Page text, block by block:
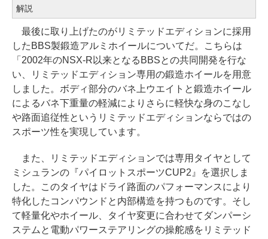
解説
最後に取り上げたのがリミテッドエディションに採用
したBBS製鍛造アルミホイールについてだ。こちらは
「2002年のNSX-R以来となるBBSとの共同開発を行な
い、リミテッドエディション専用の鍛造ホイールを用意
しました。ボディ部分のバネ上ウエイトと鍛造ホイール
によるバネ下重量の軽減によりさらに軽快な身のこなし
や路面追従性というリミテッドエディションならではの
スポーツ性を実現しています。
また、リミテッドエディションでは専用タイヤとして
ミシュランの『パイロットスポーツCUP2』を選択しま
した。このタイヤはドライ路面のパフォーマンスにより
特化したコンパウンドと内部構造を持つものです。そし
て軽量化やホイール、タイヤ変更に合わせてダンパーシ
ステムと電動パワーステアリングの操舵感をリミテッド